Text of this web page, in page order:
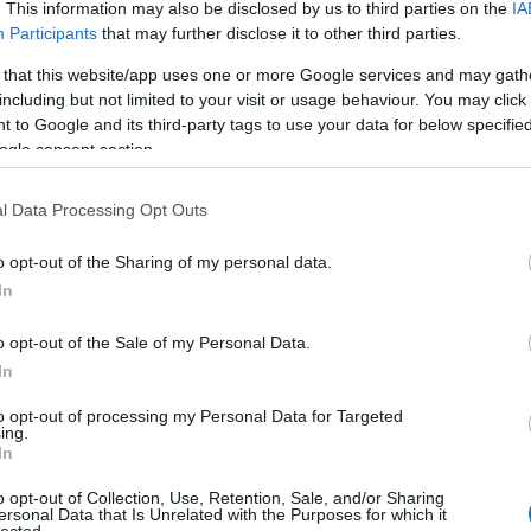
This information may also be disclosed by us to third parties on the
Participants that may further disclose it to other third parties.
that this website/app uses one or more Google services and may
but not limited to your visit or usage behaviour. You may
to Google and its third-party tags to use your data for below
consent section.
Data Processing Opt Outs
opt-out of the Sharing of my personal data.
opt-out of the Sale of my Personal Data.
opt-out of processing my Personal Data for Targeted
opt-out of Collection, Use, Retention, Sale, and/or Sharing
Data that Is Unrelated with the Purposes for which it
Tetszik 0
diem 2010 2017 tállya
hiszen két hónap telt el az esemény óta, de
mit és mennyit is lehetne, kellene írni az
a visszaemlékezés.
amelyet tavaly óta a Tokaj Alapítvány
központjában természetesen a tokaji bor áll, az